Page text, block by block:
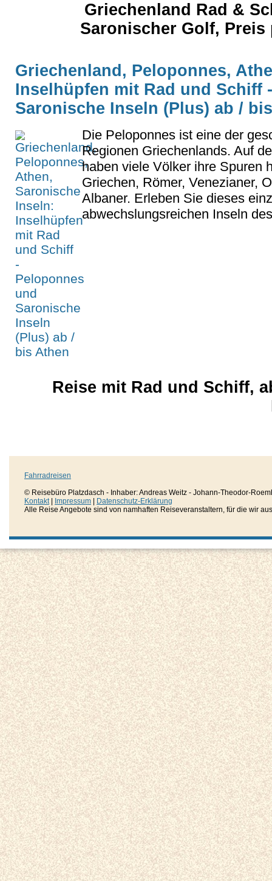
Griechenland Rad &
Saronischer Golf, Preis
Griechenland, Peloponnes,
Inselhüpfen mit Rad und Schiff
Saronische Inseln (Plus) ab /
Die Peloponnes ist eine der
Regionen Griechenlands. Auf
haben viele Völker ihre Spuren
Griechen, Römer, Venezianer,
Albaner. Erleben Sie dieses
abwechslungsreichen Inseln
Reise mit Rad und Schiff,
Fahrradreisen
© Reisebüro Platzdasch - Inhaber: Andreas Weitz - Johann-Theodor-
Kontakt| Impressum
Datenschutz-Erklärung
Alle Reise Angebote sind von namhaften Reiseveranstaltern, für die wir